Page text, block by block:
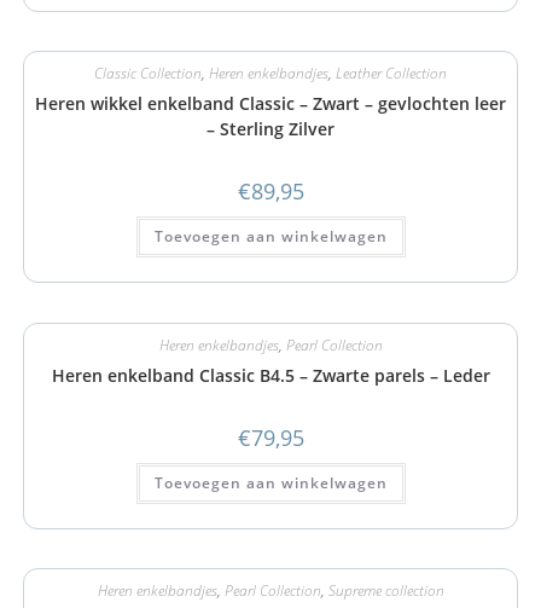
Classic Collection, Heren enkelbandjes, Leather Collection
Heren wikkel enkelband Classic – Zwart – gevlochten leer
– Sterling Zilver
€89,95
Toevoegen aan winkelwagen
Heren enkelbandjes, Pearl Collection
Heren enkelband Classic B4.5 – Zwarte parels – Leder
€79,95
Toevoegen aan winkelwagen
Heren enkelbandjes, Pearl Collection, Supreme collection